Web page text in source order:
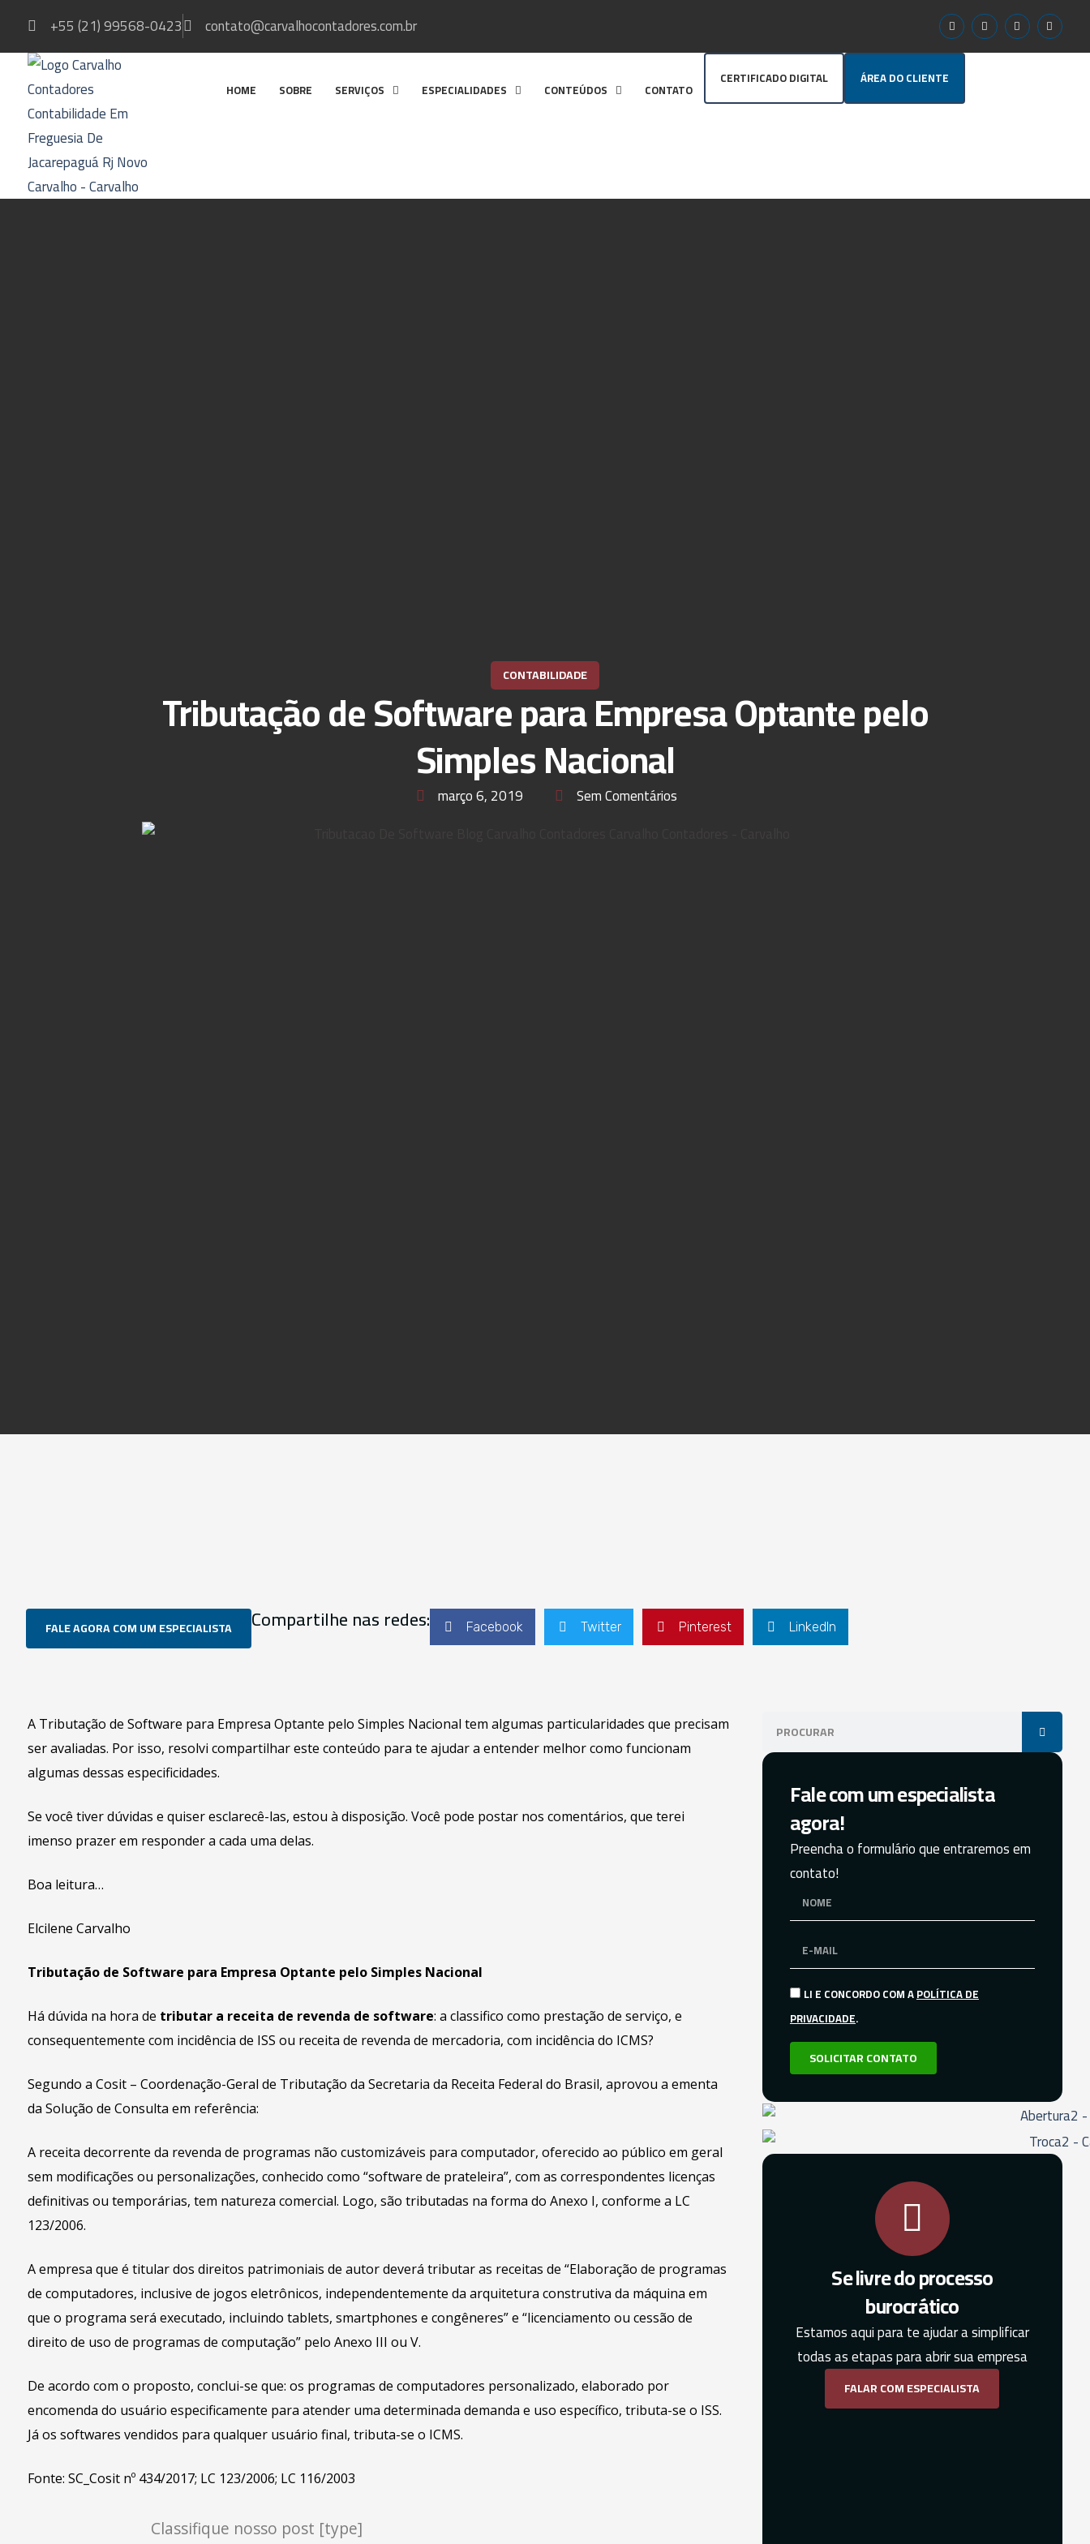
+55 (21) 99568-0423 contato@carvalhocontadores.com.br
HOME SOBRE SERVIÇOS ESPECIALIDADES CONTEÚDOS CONTATO
CERTIFICADO DIGITAL ÁREA DO CLIENTE
CONTABILIDADE
Tributação de Software para Empresa Optante pelo
Simples Nacional
março 6, 2019 Sem Comentários
FALE AGORA COM UM ESPECIALISTA Compartilhe nas redes: Facebook Twitter Pinterest LinkedIn
A Tributação de Software para Empresa Optante pelo Simples Nacional tem algumas particularidades que precisam
ser avaliadas. Por isso, resolvi compartilhar este conteúdo para te ajudar a entender melhor como funcionam
algumas dessas especificidades.
Se você tiver dúvidas e quiser esclarecê-las, estou à disposição. Você pode postar nos comentários, que terei
imenso prazer em responder a cada uma delas.
Boa leitura…
Elcilene Carvalho
Tributação de Software para Empresa Optante pelo Simples Nacional
Há dúvida na hora de tributar a receita de revenda de software: a classifico como prestação de serviço, e
consequentemente com incidência de ISS ou receita de revenda de mercadoria, com incidência do ICMS?
Segundo a Cosit – Coordenação-Geral de Tributação da Secretaria da Receita Federal do Brasil, aprovou a ementa
da Solução de Consulta em referência:
A receita decorrente da revenda de programas não customizáveis para computador, oferecido ao público em geral
sem modificações ou personalizações, conhecido como “software de prateleira”, com as correspondentes licenças
definitivas ou temporárias, tem natureza comercial. Logo, são tributadas na forma do Anexo I, conforme a LC
123/2006.
​A empresa que é titular dos direitos patrimoniais de autor deverá tributar as receitas de “Elaboração de programas
de computadores, inclusive de jogos eletrônicos, independentemente da arquitetura construtiva da máquina em
que o programa será executado, incluindo tablets, smartphones e congêneres” e “licenciamento ou cessão de
direito de uso de programas de computação” pelo Anexo III ou V.
​De acordo com o proposto, conclui-se que: os programas de computadores personalizado, elaborado por
encomenda do usuário especificamente para atender uma determinada demanda e uso específico, tributa-se o ISS.
Já os softwares vendidos para qualquer usuário final, tributa-se o ICMS.
Fonte: SC_Cosit nº 434/2017; LC 123/2006; LC 116/2003
Classifique nosso post [type]
Fale com um especialista
agora!
Preencha o formulário que entraremos em
contato!
LI E CONCORDO COM APOLÍTICA DE
PRIVACIDADE.
SOLICITAR CONTATO
Se livre do processo
burocrático
Estamos aqui para te ajudar a simplificar
todas as etapas para abrir sua empresa
FALAR COM ESPECIALISTA